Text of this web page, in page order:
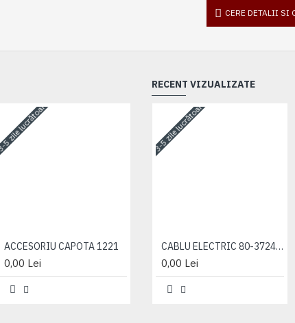
CERE DETALII SI
3-5 zile lucrătoare
ACCESORIU CAPOTA 1221
0,00 Lei
3-5 zile lucrătoare
ACCESORIU CAPOTA 1221
0,00 Lei
RECENT VIZUALIZATE
3-5 zile lucrătoare
CABLU ELECTRIC 80-3724368-B
0,00 Lei